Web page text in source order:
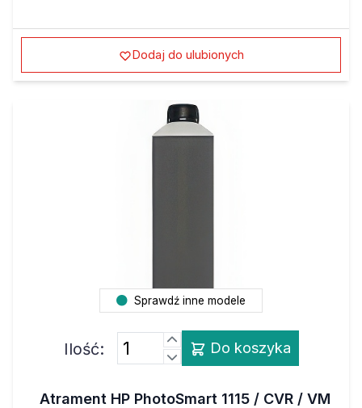
Dodaj do ulubionych
Sprawdź inne modele
Ilość: Do koszyka
Atrament HP PhotoSmart 1115 / CVR / VM